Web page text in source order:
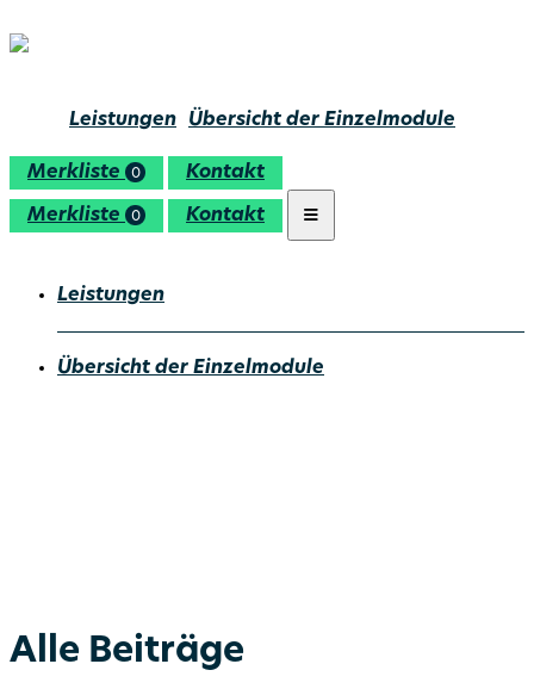
Leistungen Übersicht der Einzelmodule
Merkliste 0 Kontakt
Merkliste 0 Kontakt
Leistungen
Übersicht der Einzelmodule
Alle Beiträge